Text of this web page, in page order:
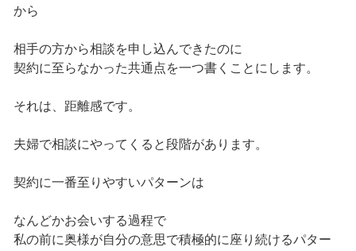
から
相手の方から相談を申し込んできたのに
契約に至らなかった共通点を一つ書くことにします。
それは、距離感です。
夫婦で相談にやってくると段階があります。
契約に一番至りやすいパターンは
なんどかお会いする過程で
私の前に奥様が自分の意思で積極的に座り続けるパター